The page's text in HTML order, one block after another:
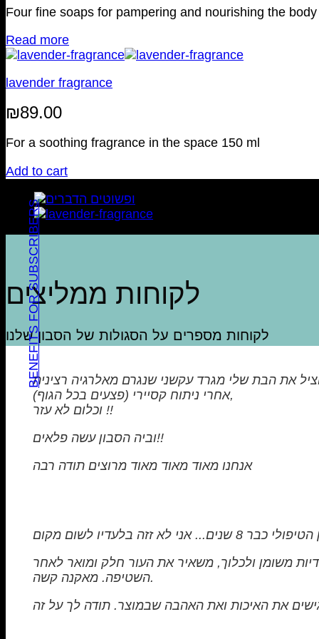
be
on
the
page
was:
is:
Four fine soaps for pampering and nourishing the
Read more
lavender fragrance
₪89.00
For a soothing fragrance in the space 150 ml
Add to cart
לקוחות ממליצים
לקוחות מספרים על הסגולות של הסבון שלנו
את הבת שלי מגרד עקשני שנגרם מאלרגיה רצינית
(פצעים בכל הגוף) אחרי ניתוח קסיירי,
וכלום לא עזר !!
וביה הסבון עשה פלאים!!
אנחנו מאוד מאוד מאוד מרוצים תודה רבה
משומן ולכלוך, משאיר את העור חלק ומואר לאחר
השטיפה. מאקנה קשה.
את האיכות ואת האהבה שבמוצר. תודה לך על זה
BENEFITS FOR SUBSCRIBERS